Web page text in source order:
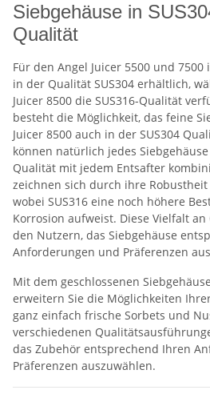
Siebgehäuse in
Qualität
Für den Angel Juicer 5500 und
in der Qualität SUS304 erhältlich,
Juicer 8500 die SUS316-Qualität
besteht die Möglichkeit, das feine
Juicer 8500 auch in der SUS304
können natürlich jedes Siebgehäuse
Qualität mit jedem Entsafter
zeichnen sich durch ihre
wobei SUS316 eine noch höhere
Korrosion aufweist. Diese Vielfalt
den Nutzern, das Siebgehäuse
Anforderungen und Präferenzen
Mit dem geschlossenen
erweitern Sie die Möglichkeiten
ganz einfach frische Sorbets und
verschiedenen
das Zubehör entsprechend Ihren
Präferenzen auszuwählen.